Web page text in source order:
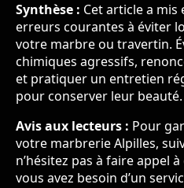
Synthèse : Cet article a
erreurs courantes à éviter
votre marbre ou travertin.
chimiques agressifs,
et pratiquer un entretien
pour conserver leur beauté.
Avis aux lecteurs : Pour
votre marbrerie Alpilles,
n’hésitez pas à faire appel
vous avez besoin d’un